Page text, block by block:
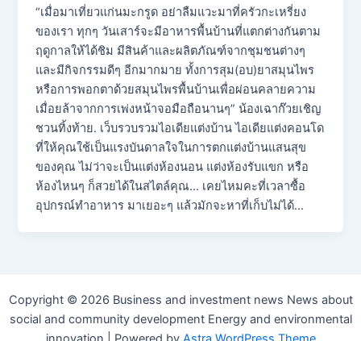
“เมื่อมาเที่ยวแก่นมะกรูด อย่าลืมแวะมาที่ครัวกะเหรี่ยง
ของเรา ทุกๆ วันเสาร์จะมีอาหารพื้นบ้านที่แตกต่างกันตาม
ฤดูกาลให้ได้ชิม มีสินค้าและผลิตภัณฑ์จากชุมชนต่างๆ
และมีกิจกรรมดีๆ อีกมากมาย ทั้งการสุม(อบ)ยาสมุนไพร
หรือการพอกตาด้วยสมุนไพรพื้นบ้านเพื่อผ่อนคลายความ
เมื่อยล้าจากการเพ่งหน้าจอมือถือนานๆ” น้องเฉาก๊วยเชิญ
ชวนทิ้งท้าย. เว็บรวบรวมไอเดียแต่งบ้าน ไอเดียแต่งคอนโด
ที่ให้คุณใช้เป็นแรงบันดาลใจในการตกแต่งบ้านแสนสุข
ของคุณ ไม่ว่าจะเป็นแต่งห้องนอน แต่งห้องรับแขก หรือ
ห้องไหนๆ ก็สวยได้ในสไตล์คุณ… เคยไหมคะที่เวลาซื้อ
อุปกรณ์ทำอาหาร มาเยอะๆ แล้วมักจะหาที่เก็บไม่ได้…
Copyright © 2026 Business and investment news News about
social and community development Energy and environmental